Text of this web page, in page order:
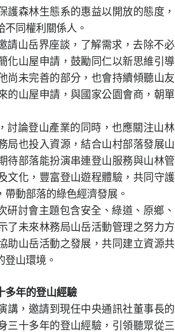
護森林生態系的惠益以開放的態度，
同權利關係人。
請山岳界座談，了解需求，去除不必
化山屋申請，鼓勵同仁以新思維引導
尚未完善的部分，也會持續傾聽山友
的山屋申請，與國家公園會商，朝單
討論登山產業的同時，也應關注山林
局也投入資源，結合山村部落發展山
待部落能扮演串連登山服務與山林管
文化，豐富登山遊程體驗，共同守護
動部落的綠色經濟發展。
研討會主題包含安全、綠道、原鄉、
了未來林務局山岳活動管理之努力方
助山岳活動之發展，共同建立資源共
山環境。
多年的登山經驗
講，邀請到現任中央通訊社董事長的
三十多年的登山經驗，引領聽眾從三